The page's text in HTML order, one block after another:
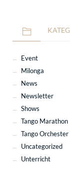
Event
Milonga
News
Newsletter
Shows
Tango Marathon
Tango Orchester
Uncategorized
Unterricht